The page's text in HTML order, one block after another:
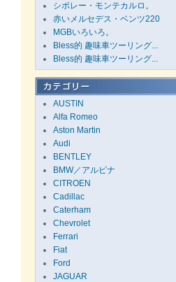
シボレー・モンテカルロ。
赤いメルセデス・ベンツ220
MGBいろいろ。
Bless的 趣味車ツーリング...
Bless的 趣味車ツーリング...
AUSTIN
Alfa Romeo
Aston Martin
Audi
BENTLEY
BMW／アルピナ
CITROEN
Cadillac
Caterham
Chevrolet
Ferrari
Fiat
Ford
JAGUAR